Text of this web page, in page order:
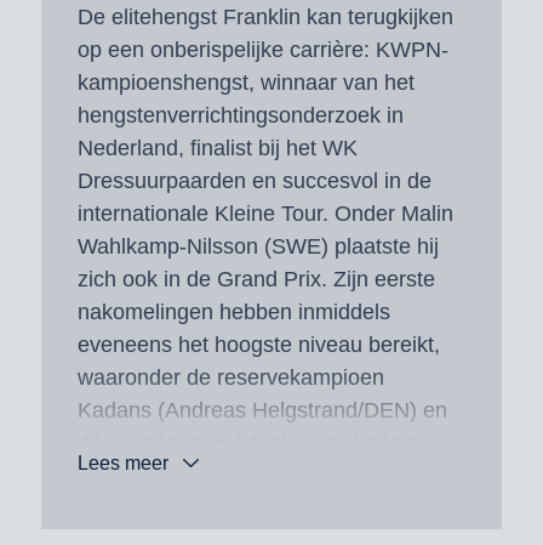
De elitehengst Franklin kan terugkijken
op een onberispelijke carrière: KWPN-
kampioenshengst, winnaar van het
hengstenverrichtingsonderzoek in
Nederland, finalist bij het WK
Dressuurpaarden en succesvol in de
internationale Kleine Tour. Onder Malin
Wahlkamp-Nilsson (SWE) plaatste hij
zich ook in de Grand Prix. Zijn eerste
nakomelingen hebben inmiddels
eveneens het hoogste niveau bereikt,
waaronder de reservekampioen
Kadans (Andreas Helgstrand/DEN) en
Kaliber (Andrea Woodard/USA). Tot de
Lees meer